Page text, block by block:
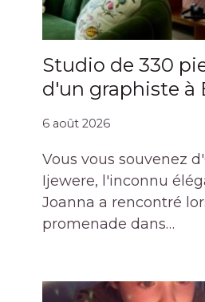
Studio de 330
d'un graphiste à
6 août 2026
Vous vous souvenez
Ijewere, l'inconnu
Joanna a rencontré
promenade dans…